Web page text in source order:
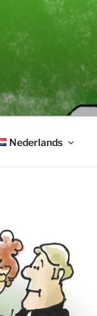
Nederlands